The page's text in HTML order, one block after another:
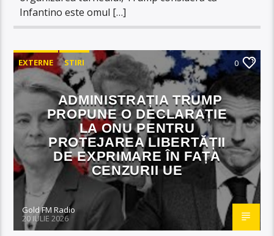
Infantino este omul […]
EXTERNE STIRI 0
ADMINISTRAȚIA TRUMP
PROPUNE O DECLARAȚIE
LA ONU PENTRU
PROTEJAREA LIBERTĂȚII
DE EXPRIMARE ÎN FAȚA
CENZURII UE
Gold FM Radio
20 IULIE 2026